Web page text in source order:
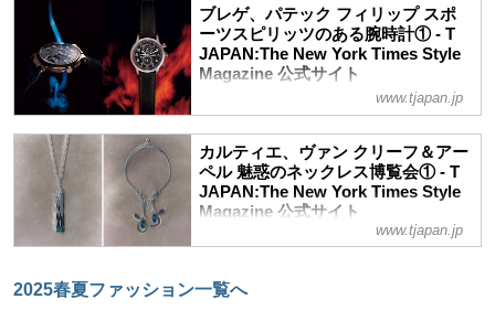
ー占術研究家の水晶玉子がひもとく展望と
ともに、未知の一年に希望と輝きをもたら
すキーワードを兼ね備えた極上のタイムピ
ースを厳選
ブレゲ、パテック フィリップ スポ
ーツスピリッツのある腕時計① - T
JAPAN:The New York Times Style
Magazine 公式サイト
パリ2024オリンピックが、7月26日、いよ
ともにするのにふさわしいスポーツスピリ
ッツに満ちた腕時計は、日常の時もパワフ
ルに刻んでくれる。
www.tjapan.jp
カルティエ、ヴァン クリーフ＆アー
ペル 魅惑のネックレス博覧会① - T
JAPAN:The New York Times Style
Magazine 公式サイト
ジュエラーが誇る技と極上の素材が結晶し
ピースをご紹介。時を超える美を競うさま
www.tjapan.jp
2025春夏ファッション一覧へ